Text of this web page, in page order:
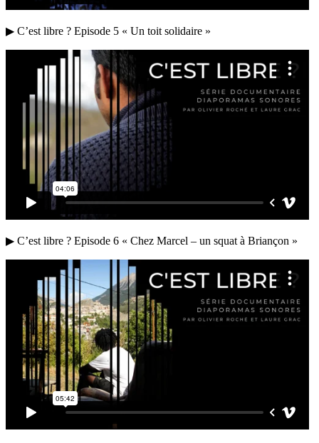
▶ C’est libre ? Episode 5 « Un toit solidaire »
▶ C’est libre ? Episode 6 « Chez Marcel – un squat à Briançon »